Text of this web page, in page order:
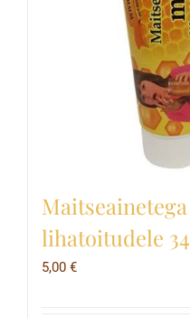
lihatoitudele
5,00 €